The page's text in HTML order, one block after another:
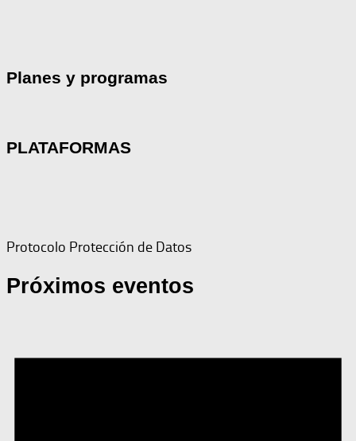
Planes y programas
PLATAFORMAS
Protocolo Protección de Datos
Próximos eventos